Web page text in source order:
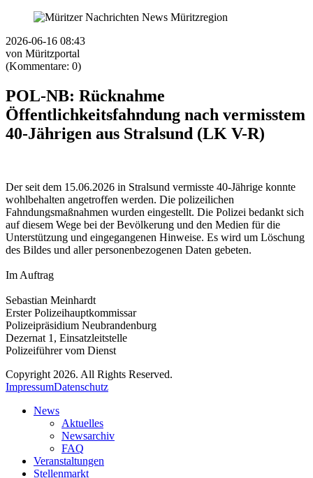
2026-06-16 08:43
von Müritzportal
(Kommentare: 0)
POL-NB: Rücknahme
Öffentlichkeitsfahndung nach vermisstem
40-Jährigen aus Stralsund (LK V-R)
Der seit dem 15.06.2026 in Stralsund vermisste 40-Jährige konnte
wohlbehalten angetroffen werden. Die polizeilichen
Fahndungsmaßnahmen wurden eingestellt. Die Polizei bedankt sich
auf diesem Wege bei der Bevölkerung und den Medien für die
Unterstützung und eingegangenen Hinweise. Es wird um Löschung
des Bildes und aller personenbezogenen Daten gebeten.
Im Auftrag
Sebastian Meinhardt
Erster Polizeihauptkommissar
Polizeipräsidium Neubrandenburg
Dezernat 1, Einsatzleitstelle
Polizeiführer vom Dienst
Copyright 2026. All Rights Reserved.
ImpressumDatenschutz
News
Aktuelles
Newsarchiv
FAQ
Veranstaltungen
Stellenmarkt